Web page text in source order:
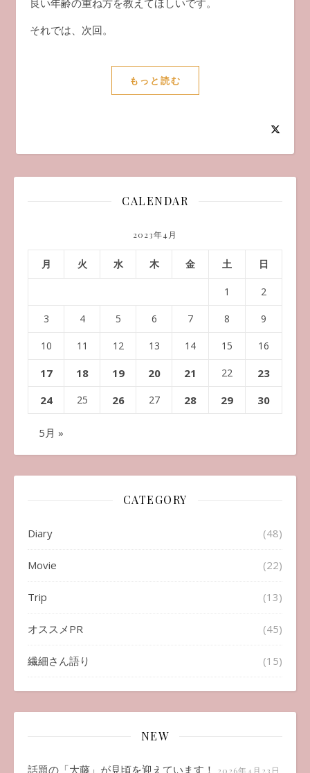
良い年齢の重ね方を教えてほしいです。
それでは、次回。
もっと読む
CALENDAR
2023年4月
月 火 水 木 金 土 日
1 2
3 4 5 6 7 8 9
10 11 12 13 14 15 16
17 18 19 20 21 22
23
24
25 26 27 28 29 30
5月 »
CATEGORY
Diary (48)
Movie (22)
Trip (13)
オススメPR (45)
繊細さん語り (15)
NEW
話題の「大藤」が見頃を迎えています！ 2026年4月23日